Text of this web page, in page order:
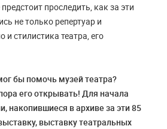
проследить, как за эти
не только репертуар и
и стилистика театра, его
бы помочь музей театра?
его открывать! Для начала
накопившиеся в архиве за эти 85
выставку театральных